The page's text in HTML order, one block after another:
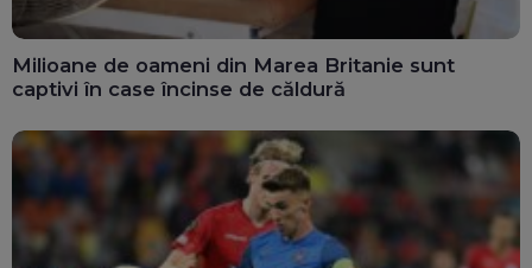
Milioane de oameni din Marea Britanie sunt
captivi în case încinse de căldură